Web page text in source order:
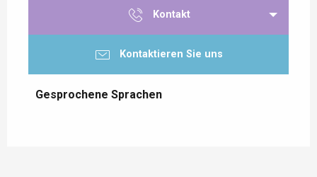
Kontakt
Kontaktieren Sie uns
Gesprochene Sprachen
Gesprochene Sprachen